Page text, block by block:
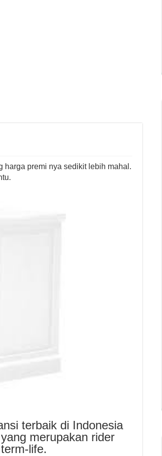
harga premi nya sedikit lebih mahal.
terbaik di Indonesia
merupakan rider
life.